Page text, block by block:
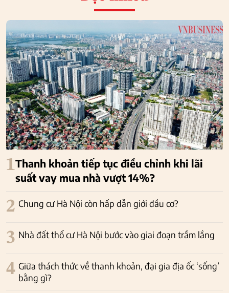
1Thanh khoản tiếp tục điều chỉnh khi lãi
suất vay mua nhà vượt 14%?
2 Chung cư Hà Nội còn hấp dẫn giới đầu cơ?
3 Nhà đất thổ cư Hà Nội bước vào giai đoạn trầm lắng
4 Giữa thách thức về thanh khoản, đại gia địa ốc ‘sống’
bằng gì?